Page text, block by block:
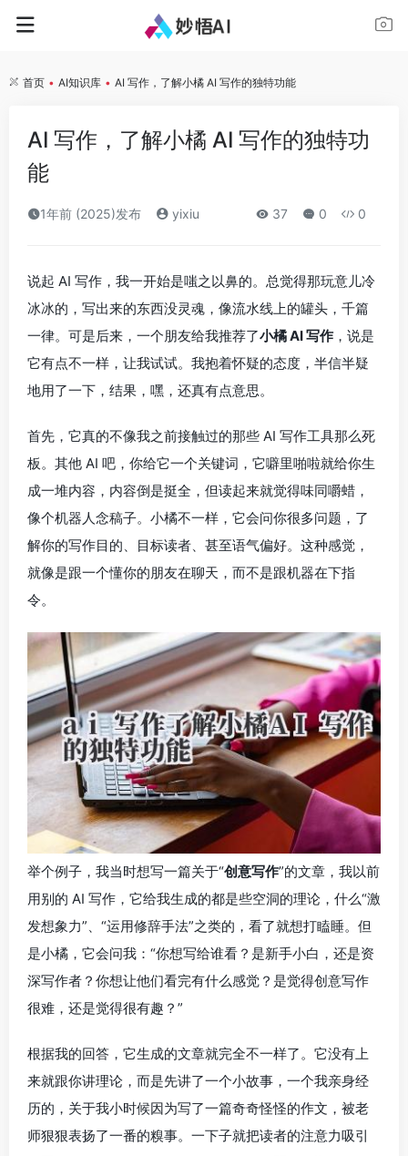
首页 • AI知识库 • AI 写作，了解小橘 AI 写作的独特功能
AI 写作，了解小橘 AI 写作的独特功
能
1年前 (2025)发布 yixiu 37 0 0
说起 AI 写作，我一开始是嗤之以鼻的。总觉得那玩意儿冷
冰冰的，写出来的东西没灵魂，像流水线上的罐头，千篇
一律。可是后来，一个朋友给我推荐了小橘 AI 写作 ，说是
它有点不一样，让我试试。我抱着怀疑的态度，半信半疑
地用了一下，结果，嘿，还真有点意思。
首先，它真的不像我之前接触过的那些 AI 写作工具那么死
板。其他 AI 吧，你给它一个关键词，它噼里啪啦就给你生
成一堆内容，内容倒是挺全，但读起来就觉得味同嚼蜡，
像个机器人念稿子。小橘不一样，它会问你很多问题，了
解你的写作目的、目标读者、甚至语气偏好。这种感觉，
就像是跟一个懂你的朋友在聊天，而不是跟机器在下指
令。
举个例子，我当时想写一篇关于“创意写作”的文章，我以前
用别的 AI 写作，它给我生成的都是些空洞的理论，什么“激
发想象力”、“运用修辞手法”之类的，看了就想打瞌睡。但
是小橘，它会问我：“你想写给谁看？是新手小白，还是资
深写作者？你想让他们看完有什么感觉？是觉得创意写作
很难，还是觉得很有趣？”
根据我的回答，它生成的文章就完全不一样了。它没有上
来就跟你讲理论，而是先讲了一个小故事，一个我亲身经
历的，关于我小时候因为写了一篇奇奇怪怪的作文，被老
师狠狠表扬了一番的糗事。一下子就把读者的注意力吸引